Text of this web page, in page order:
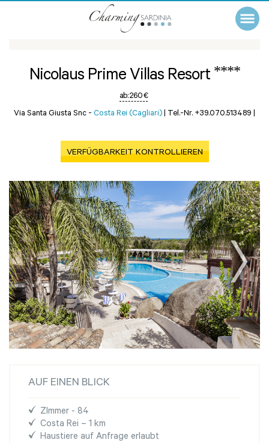
Nicolaus Prime Villas Resort ****
ab:260 €
Via Santa Giusta Snc - Costa Rei (Cagliari) | Tel.-Nr. +39.070.513489 |
VERFÜGBARKEIT KONTROLLIEREN
AUF EINEN BLICK
ZImmer - 84
Costa Rei – 1 km
Haustiere auf Anfrage erlaubt